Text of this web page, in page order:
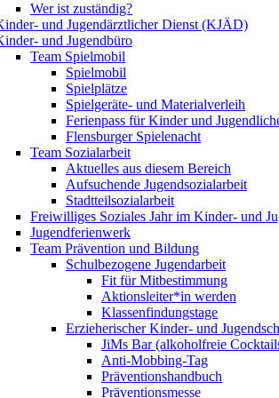
Wer ist zuständig?
und Jugendärztlicher Dienst (KJÄD)
und Jugendbüro
Team Spielmobil
Spielmobil
Spielplätze
Spielgeräte- und Materialverleih
Ferienpass für Kinder und
Flensburger Spielenacht
Team Sozialarbeit
Aktuelles aus diesem Bereich
Aufsuchende Jugendsozialarbeit
Stadtteilsozialarbeit
Freiwilliges Soziales Jahr im Kinder- und
Jugendferienwerk
Team Prävention und Bildung
Schulbezogene Jugendarbeit
Fit für Mitbestimmung
Aktionsleiter*in werden
Klassenfindungstage
Erzieherischer Kinder- und
JiMs Bar (alkoholfreie
Anti-Mobbing-Tag
Präventionshandbuch
Präventionsmesse